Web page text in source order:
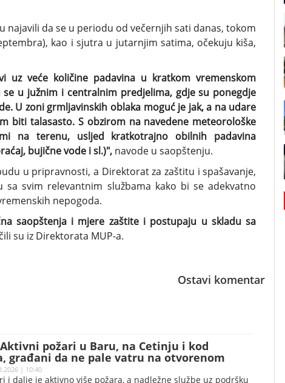
najavili da se u periodu od večernjih sati danas, tokom
kao i sjutra u jutarnjim satima, očekuju kiša,
uz veće količine padavina u kratkom vremenskom
u južnim i centralnim predjelima, gdje su ponegdje
U zoni grmljavinskih oblaka moguć je jak, a na udare
biti talasasto. S obzirom na navedene meteorološke
na terenu, usljed kratkotrajno obilnih padavina
bujične vode i sl.)", navode u saopštenju.
u pripravnosti, a Direktorat za zaštitu i spašavanje,
svim relevantnim službama kako bi se adekvatno
nepogoda.
saopštenja i mjere zaštite i postupaju u skladu sa
su iz Direktorata MUP-a.
Ostavi komentar
požari u Baru, na Cetinju i kod
građani da ne pale vatru na otvorenom
| 10:40
i dalje je aktivno više požara, a nadležne službe uz podršku